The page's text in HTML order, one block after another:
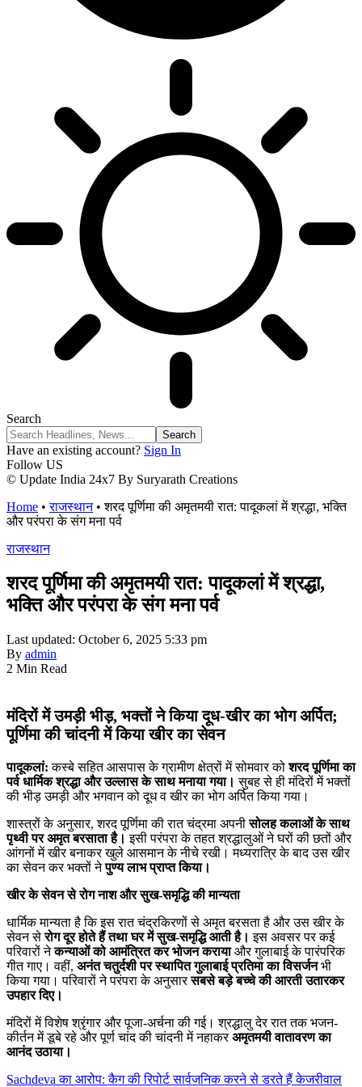
Search
Have an existing account? Sign In
Follow US
© Update India 24x7 By Suryarath Creations
Home •राजस्थान•शरद पूर्णिमा की अमृतमयी रात: पादूकलां में श्रद्धा, भक्ति
और परंपरा के संग मना पर्व
राजस्थान
शरद पूर्णिमा की अमृतमयी रात: पादूकलां में श्रद्धा,
भक्ति और परंपरा के संग मना पर्व
Last updated: October 6, 2025 5:33 pm
By admin
2 Min Read
मंदिरों में उमड़ी भीड़, भक्तों ने किया दूध-खीर का भोग अर्पित;
पूर्णिमा की चांदनी में किया खीर का सेवन
पादूकलां: कस्बे सहित आसपास के ग्रामीण क्षेत्रों में सोमवार कोशरद पूर्णिमा का
पर्व धार्मिक श्रद्धा और उल्लास के साथ मनाया गया। सुबह से ही मंदिरों में भक्तों
की भीड़ उमड़ी और भगवान को दूध व खीर का भोग अर्पित किया गया।
शास्त्रों के अनुसार, शरद पूर्णिमा की रात चंद्रमा अपनीसोलह कलाओं के साथ
पृथ्वी पर अमृत बरसाता है। इसी परंपरा के तहत श्रद्धालुओं ने घरों की छतों और
आंगनों में खीर बनाकर खुले आसमान के नीचे रखी। मध्यरात्रि के बाद उस खीर
का सेवन कर भक्तों नेपुण्य लाभ प्राप्त किया।
खीर के सेवन से रोग नाश और सुख-समृद्धि की मान्यता
धार्मिक मान्यता है कि इस रात चंद्रकिरणों से अमृत बरसता है और उस खीर के
सेवन सेरोग दूर होते हैं तथा घर में सुख-समृद्धि आती है। इस अवसर पर कई
परिवारों नेकन्याओं को आमंत्रित कर भोजन करायाऔर गुलाबाई के पारंपरिक
गीत गाए। वहीं, अनंत चतुर्दशी पर स्थापित गुलाबाई प्रतिमा का विसर्जनभी
किया गया। परिवारों ने परंपरा के अनुसारसबसे बड़े बच्चे की आरती उतारकर
उपहार दिए।
मंदिरों में विशेष श्रृंगार और पूजा-अर्चना की गई। श्रद्धालु देर रात तक भजन-
कीर्तन में डूबे रहे और पूर्ण चांद की चांदनी में नहाकरअमृतमयी वातावरण का
आनंद उठाया।
Sachdeva का आरोप: कैग की रिपोर्ट सार्वजनिक करने से डरते हैं केजरीवाल